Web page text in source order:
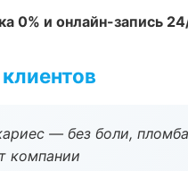
0% и онлайн-запись
— без боли,
компании